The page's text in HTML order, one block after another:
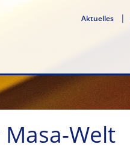
Aktuelles
Welt